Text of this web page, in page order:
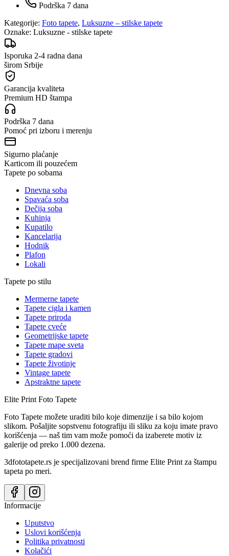
Podrška 7 dana
Kategorije: Foto tapete, Luksuzne – stilske tapete
Oznake: Luksuzne - stilske tapete
Isporuka 2-4 radna dana
širom Srbije
Garancija kvaliteta
Premium HD štampa
Podrška 7 dana
Pomoć pri izboru i merenju
Sigurno plaćanje
Karticom ili pouzećem
Tapete po sobama
Dnevna soba
Spavaća soba
Dečija soba
Kuhinja
Kupatilo
Kancelarija
Hodnik
Plafon
Lokali
Tapete po stilu
Mermerne tapete
Tapete cigla i kamen
Tapete priroda
Tapete cveće
Geometrijske tapete
Tapete mape sveta
Tapete gradovi
Tapete životinje
Vintage tapete
Apstraktne tapete
Elite Print Foto Tapete
Foto Tapete možete uraditi bilo koje dimenzije i sa bilo kojom
slikom. Pošaljite sopstvenu fotografiju ili sliku za koju imate pravo
korišćenja — naš tim vam može pomoći da izaberete motiv iz
galerije od preko 1.000 dezena.
3dfototapete.rs je specijalizovani brend firme Elite Print za štampu
tapeta po meri.
Informacije
Uputstvo
Uslovi korišćenja
Politika privatnosti
Kolačići